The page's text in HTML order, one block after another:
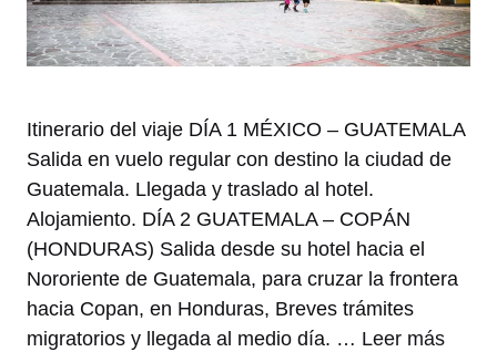
Itinerario del viaje DÍA 1 MÉXICO – GUATEMALA
Salida en vuelo regular con destino la ciudad de
Guatemala. Llegada y traslado al hotel.
Alojamiento. DÍA 2 GUATEMALA – COPÁN
(HONDURAS) Salida desde su hotel hacia el
Nororiente de Guatemala, para cruzar la frontera
hacia Copan, en Honduras, Breves trámites
migratorios y llegada al medio día. … Leer más